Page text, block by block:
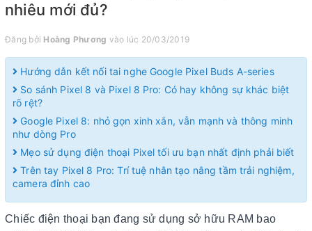
nhiêu mới đủ?
Đăng bởi Hoàng Phương vào lúc 20/03/2019
Hướng dẫn kết nối tai nghe Google Pixel Buds A-series
So sánh Pixel 8 và Pixel 8 Pro: Có hay không sự khác biệt
rõ rệt?
Google Pixel 8: nhỏ gọn xinh xắn, vẫn mạnh và thông minh
như dòng Pro
Mẹo sử dụng điện thoại Pixel tối ưu bạn nhất định phải biết
Trên tay Pixel 8 Pro: Trí tuệ nhân tạo nâng tầm trải nghiệm,
camera đỉnh cao
Chiếc điện thoại bạn đang sử dụng sở hữu RAM bao